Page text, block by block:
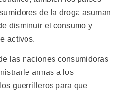
de la droga asuman
disminuir el consumo y
activos.
las naciones consumidoras
armas a los
guerrilleros para que